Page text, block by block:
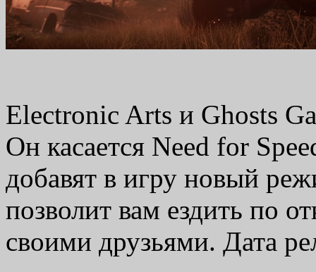
Electronic Arts и Ghosts
Он касается Need for
добавят в игру новый
позволит вам ездить по
своими друзьями. Дата